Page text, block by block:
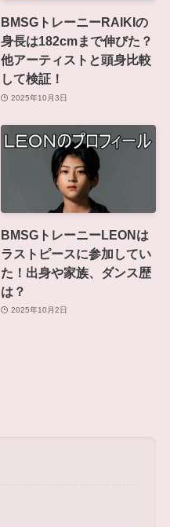
BMSGトレーニーRAIKIの
身長は182cmまで伸びた？
他アーティストと頭身比較
して検証！
2025年10月3日
BMSGトレーニーLEONは
ラストピースに参加してい
た！出身や家族、ダンス歴
は？
2025年10月2日